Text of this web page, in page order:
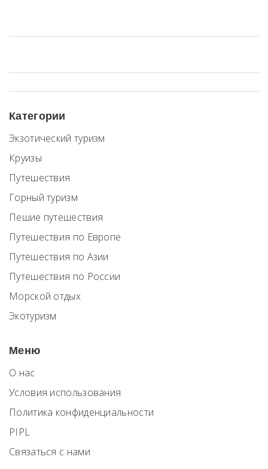
абстрактные советы. Узнаете, с чего начинать и где искать
Категории
Экзотический туризм
Круизы
Путешествия
Горный туризм
Пешие путешествия
Путешествия по Европе
Путешествия по Азии
Путешествия по России
Морской отдых
Экотуризм
Меню
О нас
Условия использования
Политика конфиденциальности
PIPL
Связаться с нами